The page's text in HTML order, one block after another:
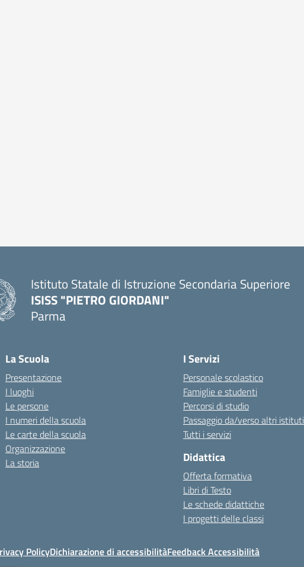
Istituto Statale di Istruzione Secondaria Superiore
ISISS "PIETRO GIORDANI"
Parma
La Scuola
Presentazione
I luoghi
Le persone
I numeri della scuola
Le carte della scuola
Organizzazione
La storia
I Servizi
Personale scolastico
Famiglie e studenti
Percorsi di studio
Passaggio da/verso altri istituti
Tutti i servizi
Didattica
Offerta formativa
Libri di Testo
Le schede didattiche
I progetti delle classi
PolicyDichiarazione di accessibilitàFeedback Accessibilità